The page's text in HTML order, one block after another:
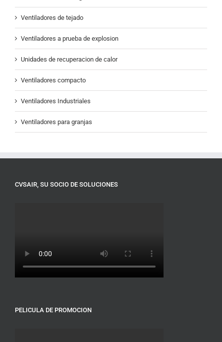
Ventiladores de tejado
Ventiladores a prueba de explosion
Unidades de recuperacion de calor
Ventiladores compacto
Ventiladores Industriales
Ventiladores para granjas
CVSAIR, SU SOCIO DE SOLUCIONES
PELICULA DE PROMOCION